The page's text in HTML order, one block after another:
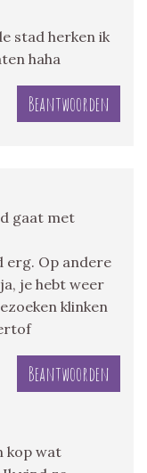
stad herken ik
haha
Beantwoorden
gaat met
erg. Op andere
je hebt weer
klinken
Beantwoorden
kop wat